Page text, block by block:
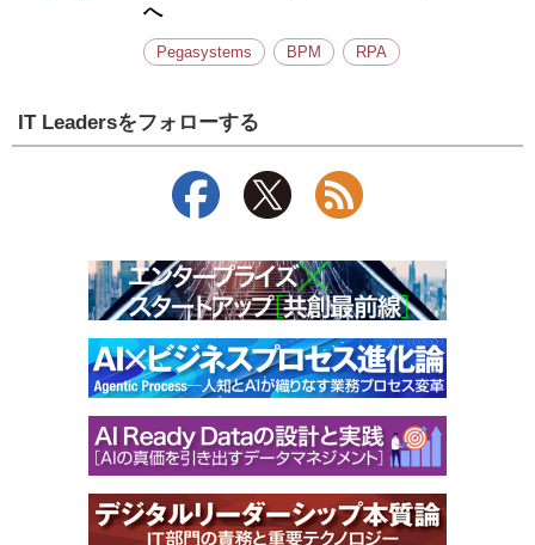
へ
Pegasystems BPM RPA
IT Leadersをフォローする